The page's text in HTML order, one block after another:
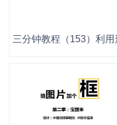
三分钟教程（153）利